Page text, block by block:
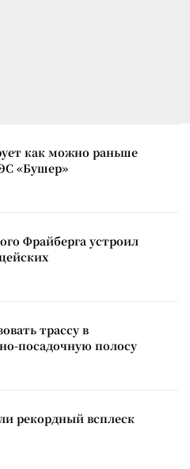
как можно раньше
«Бушер»
Фрайберга устроил
трассу в
посадочную полосу
рекордный всплеск